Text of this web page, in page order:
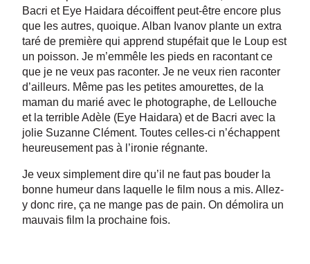
Bacri et Eye Haidara décoiffent peut-être encore plus
que les autres, quoique. Alban Ivanov plante un extra
taré de première qui apprend stupéfait que le Loup est
un poisson. Je m’emmêle les pieds en racontant ce
que je ne veux pas raconter. Je ne veux rien raconter
d’ailleurs. Même pas les petites amourettes, de la
maman du marié avec le photographe, de Lellouche
et la terrible Adèle (Eye Haidara) et de Bacri avec la
jolie Suzanne Clément. Toutes celles-ci n’échappent
heureusement pas à l’ironie régnante.
Je veux simplement dire qu’il ne faut pas bouder la
bonne humeur dans laquelle le film nous a mis. Allez-
y donc rire, ça ne mange pas de pain. On démolira un
mauvais film la prochaine fois.